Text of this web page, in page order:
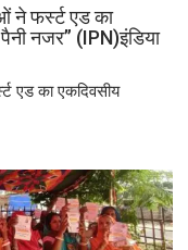
ने फर्स्ट एड का
नजर” (IPN)इंडिया
एड का एकदिवसीय